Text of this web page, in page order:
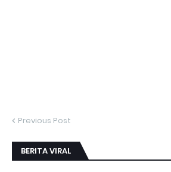
Previous Post
BERITA VIRAL